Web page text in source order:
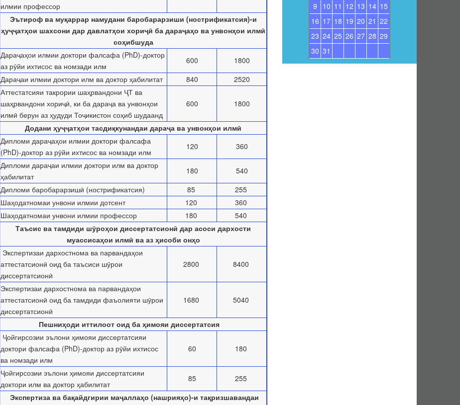
илмии профессор
Эътироф ва муқаррар намудани баробарарзиши (нострификатсия)-и
ҳуҷҷатҳои шахсони дар давлатҳои хориҷӣ ба дараҷаҳо ва унвонҳои илмӣ
соҳибшуда
Дараҷаҳои илмии доктори фалсафа (PhD)-доктор
аз рӯйи ихтисос ва номзади илм
600
1800
Дараҷаи илмии доктори илм ва доктор ҳабилитат 840 2520
Аттестатсияи такрории шаҳрвандони ҶТ ва
шаҳрвандони хориҷӣ, ки ба дараҷа ва унвонҳои
илмӣ берун аз ҳудуди Тоҷикистон соҳиб шудаанд
600 1800
Додани ҳуҷҷатҳои тасдиқкунандаи дараҷа ва унвонҳои илмӣ
Дипломи дараҷаҳои илмии доктори фалсафа
(PhD)-доктор аз рӯйи ихтисос ва номзади илм
120 360
Дипломи дараҷаи илмии доктори илм ва доктор
ҳабилитат
180
540
Дипломи баробарарзишӣ (нострификатсия) 85
255
Шаҳодатномаи унвони илмии дотсент 120
360
Шаҳодатномаи унвони илмии профессор 180
540
Таъсис ва тамдиди шӯроҳои диссертатсионӣ дар асоси дархости
муассисаҳои илмӣ ва аз ҳисоби онҳо
Экспертизаи дархостнома ва парвандаҳои
аттестатсионӣ оид ба таъсиси шӯрои
диссертатсионӣ
2800 8400
Экспертизаи дархостнома ва парвандаҳои
аттестатсионӣ оид ба тамдиди фаъолияти шӯрои
диссертатсионӣ
1680 5040
Пешниҳоди иттилоот оид ба ҳимояи диссертатсия
Ҷойгирсозии эълони ҳимояи диссертатсияи
доктори фалсафа (PhD)-доктор аз рӯйи ихтисос
ва номзади илм
60 180
Ҷойгирсозии эълони ҳимояи диссертатсияи
доктори илм ва доктор ҳабилитат
85 255
Экспертиза ва бақайдгирии маҷаллаҳо (нашрияҳо)-и тақризшавандаи
9
10 11 12 13 14 15
16 17 18 19 20 21 22
23 24 25 26 27 28 29
30 31